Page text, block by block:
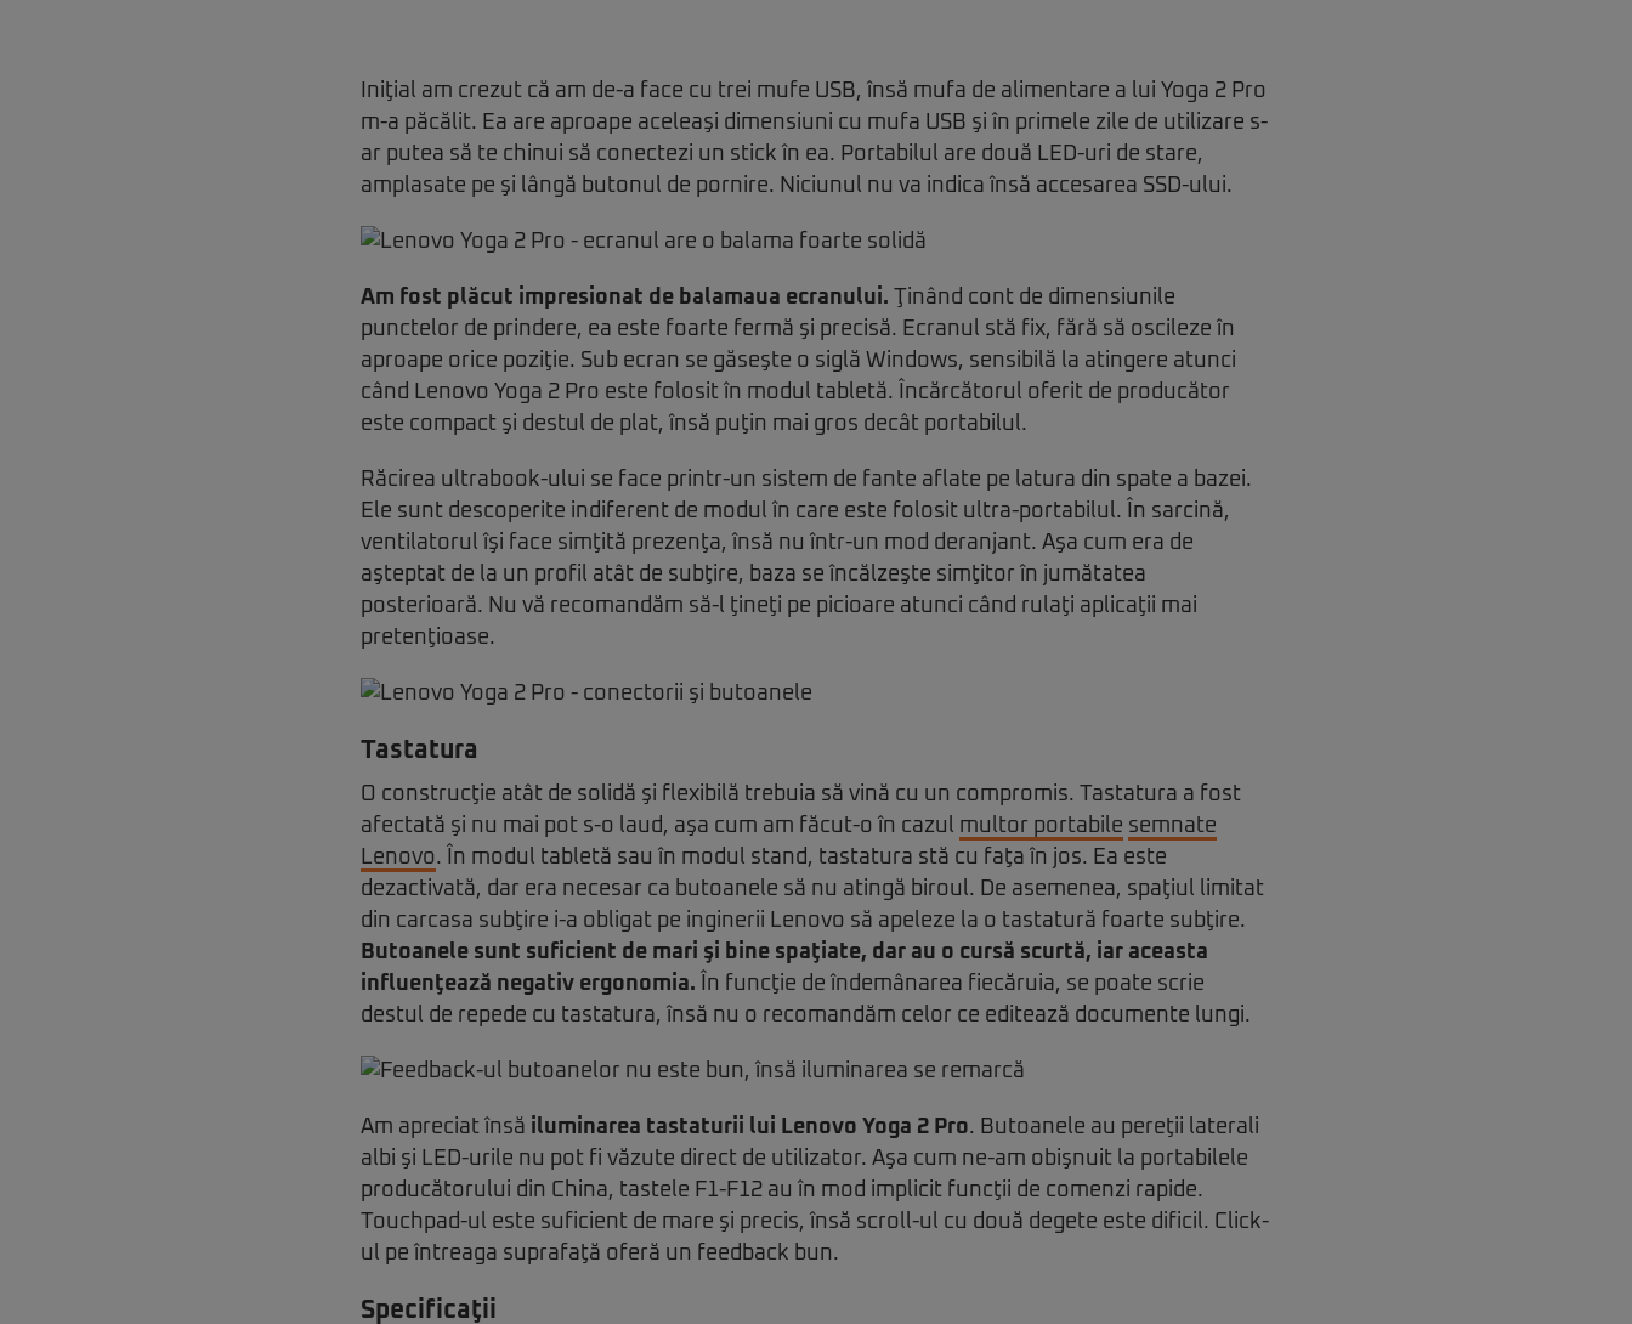
Iniţial am crezut că am de-a face cu trei mufe USB, însă mufa de alimentare a lui Yoga 2 Pro
m-a păcălit. Ea are aproape aceleaşi dimensiuni cu mufa USB şi în primele zile de utilizare s-
ar putea să te chinui să conectezi un stick în ea. Portabilul are două LED-uri de stare,
amplasate pe şi lângă butonul de pornire. Niciunul nu va indica însă accesarea SSD-ului.
Am fost plăcut impresionat de balamaua ecranului.
Ţinând cont de dimensiunile
punctelor de prindere, ea este foarte fermă şi precisă. Ecranul stă fix, fără să oscileze în
aproape orice poziţie. Sub ecran se găseşte o siglă Windows, sensibilă la atingere atunci
când Lenovo Yoga 2 Pro este folosit în modul tabletă. Încărcătorul oferit de producător
este compact şi destul de plat, însă puţin mai gros decât portabilul.
Răcirea ultrabook-ului se face printr-un sistem de fante aflate pe latura din spate a bazei.
Ele sunt descoperite indiferent de modul în care este folosit ultra-portabilul. În sarcină,
ventilatorul îşi face simţită prezenţa, însă nu într-un mod deranjant. Aşa cum era de
aşteptat de la un profil atât de subţire, baza se încălzeşte simţitor în jumătatea
posterioară. Nu vă recomandăm să-l ţineţi pe picioare atunci când rulaţi aplicaţii mai
pretenţioase.
Tastatura
O construcţie atât de solidă şi flexibilă trebuia să vină cu un compromis. Tastatura a fost
afectată şi nu mai pot s-o laud, aşa cum am făcut-o în cazul multor portabile semnate
Lenovo. În modul tabletă sau în modul stand, tastatura stă cu faţa în jos. Ea este
dezactivată, dar era necesar ca butoanele să nu atingă biroul. De asemenea, spaţiul limitat
din carcasa subţire i-a obligat pe inginerii Lenovo să apeleze la o tastatură foarte subţire.
Butoanele sunt suficient de mari şi bine spaţiate, dar au o cursă scurtă, iar aceasta
influenţează negativ ergonomia. În funcţie de îndemânarea fiecăruia, se poate scrie
destul de repede cu tastatura, însă nu o recomandăm celor ce editează documente lungi.
Am apreciat însă iluminarea tastaturii lui Lenovo Yoga 2 Pro. Butoanele au pereţii laterali
albi şi LED-urile nu pot fi văzute direct de utilizator. Aşa cum ne-am obişnuit la portabilele
producătorului din China, tastele F1-F12 au în mod implicit funcţii de comenzi rapide.
Touchpad-ul este suficient de mare şi precis, însă scroll-ul cu două degete este dificil. Click-
ul pe întreaga suprafaţă oferă un feedback bun.
Specificaţii